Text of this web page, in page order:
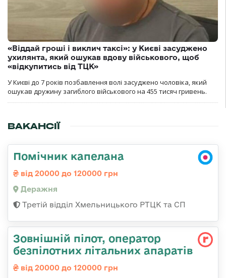
«Віддай гроші і виклич таксі»: у Києві засуджено
ухилянта, який ошукав вдову військового, щоб
«відкупитись від ТЦК»
У Києві до 7 років позбавлення волі засуджено чоловіка, який
ошукав дружину загиблого військового на 455 тисяч гривень.
ВАКАНСІЇ
Помічник капелана
від 20000 до 120000 грн
Деражня
Третій відділ Хмельницького РТЦК та СП
Зовнішній пілот, оператор
безпілотних літальних апаратів
від 20000 до 120000 грн